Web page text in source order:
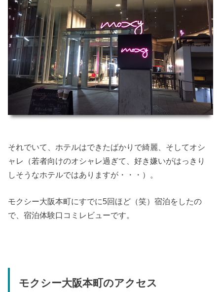
それでいて、ホテルはできたばかりで綺麗、そしてオシ
ャレ（若者向けのオシャレ過ぎて、好き嫌いがはっきり
しそうなホテルではありますが・・・）。
モクシー大阪本町にすでに5回ほど（笑）宿泊をしたの
で、宿泊体験口コミレビューです。
モクシー大阪本町のアクセス